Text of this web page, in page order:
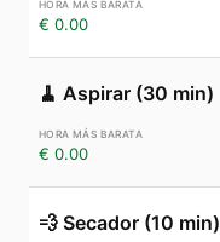
€ 0.00
🧹 Aspirar (30 min)
€ 0.00
💨 Secador (10 min)